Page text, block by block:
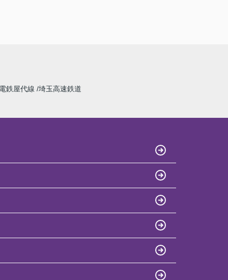
鉄屋代線 埼玉高速鉄道